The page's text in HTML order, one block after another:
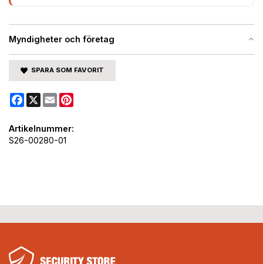
Myndigheter och företag
SPARA SOM FAVORIT
Facebook
X Email
Artikelnummer:
S26-00280-01